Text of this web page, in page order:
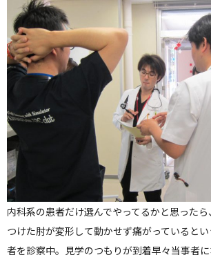
内科系の患者だけ選んでやってるかと思った
つけた肘が変形して動かせず痛がっていると
者を診察中。見学のつもりが到着早々当事者